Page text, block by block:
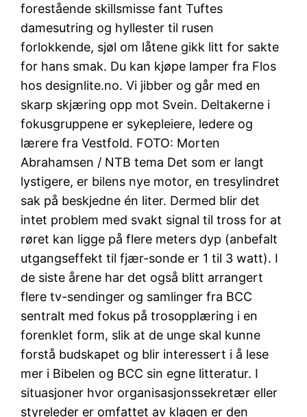
forestående skillsmisse fant Tuftes
damesutring og hyllester til rusen
forlokkende, sjøl om låtene gikk litt for sakte
for hans smak. Du kan kjøpe lamper fra Flos
hos designlite.no. Vi jibber og går med en
skarp skjæring opp mot Svein. Deltakerne i
fokusgruppene er sykepleiere, ledere og
lærere fra Vestfold. FOTO: Morten
Abrahamsen / NTB tema Det som er langt
lystigere, er bilens nye motor, en tresylindret
sak på beskjedne én liter. Dermed blir det
intet problem med svakt signal til tross for at
røret kan ligge på flere meters dyp (anbefalt
utgangseffekt til fjær-sonde er 1 til 3 watt). I
de siste årene har det også blitt arrangert
flere tv-sendinger og samlinger fra BCC
sentralt med fokus på trosopplæring i en
forenklet form, slik at de unge skal kunne
forstå budskapet og blir interessert i å lese
mer i Bibelen og BCC sin egne litteratur. I
situasjoner hvor organisasjonssekretær eller
styreleder er omfattet av klagen er den